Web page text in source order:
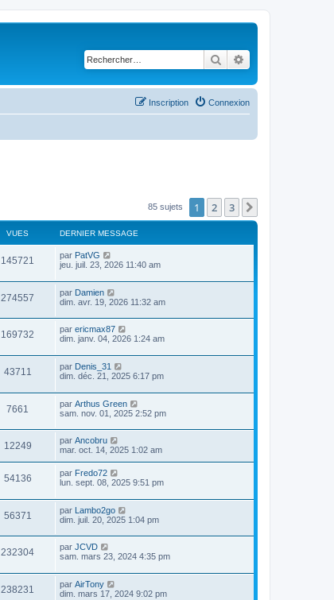
Rechercher
Connexion
Inscription
85 sujets 1 2 3
VUES DERNIER MESSAGE
145721 par PatVG
jeu. juil. 23, 2026 11:40 am
274557 par Damien
dim. avr. 19, 2026 11:32 am
169732 par ericmax87
dim. janv. 04, 2026 1:24 am
43711 par Denis_31
dim. déc. 21, 2025 6:17 pm
7661 par Arthus Green
sam. nov. 01, 2025 2:52 pm
12249 par Ancobru
mar. oct. 14, 2025 1:02 am
54136 par Fredo72
lun. sept. 08, 2025 9:51 pm
56371 par Lambo2go
dim. juil. 20, 2025 1:04 pm
232304 par JCVD
sam. mars 23, 2024 4:35 pm
238231 par AirTony
dim. mars 17, 2024 9:02 pm